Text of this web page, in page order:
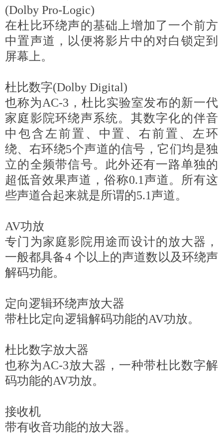
(Dolby Pro-Logic)
在杜比环绕声的基础上增加了一个前方
中置声道，以便将影片中的对白锁定到
屏幕上。
杜比数字(Dolby Digital)
也称为AC-3，杜比实验室发布的新一代
家庭影院环绕声系统。其数字化的伴音
中包含左前置、中置、右前置、左环
绕、右环绕5个声道的信号，它们均是独
立的全频带信号。此外还有一路单独的
超低音效果声道，俗称0.1声道。所有这
些声道合起来就是所谓的5.1声道。
AV功放
专门为家庭影院用途而设计的放大器，
一般都具备4 个以上的声道数以及环绕声
解码功能。
定向逻辑环绕声放大器
带杜比定向逻辑解码功能的AV功放。
杜比数字放大器
也称为AC-3放大器，一种带杜比数字解
码功能的AV功放。
接收机
带有收音功能的放大器。